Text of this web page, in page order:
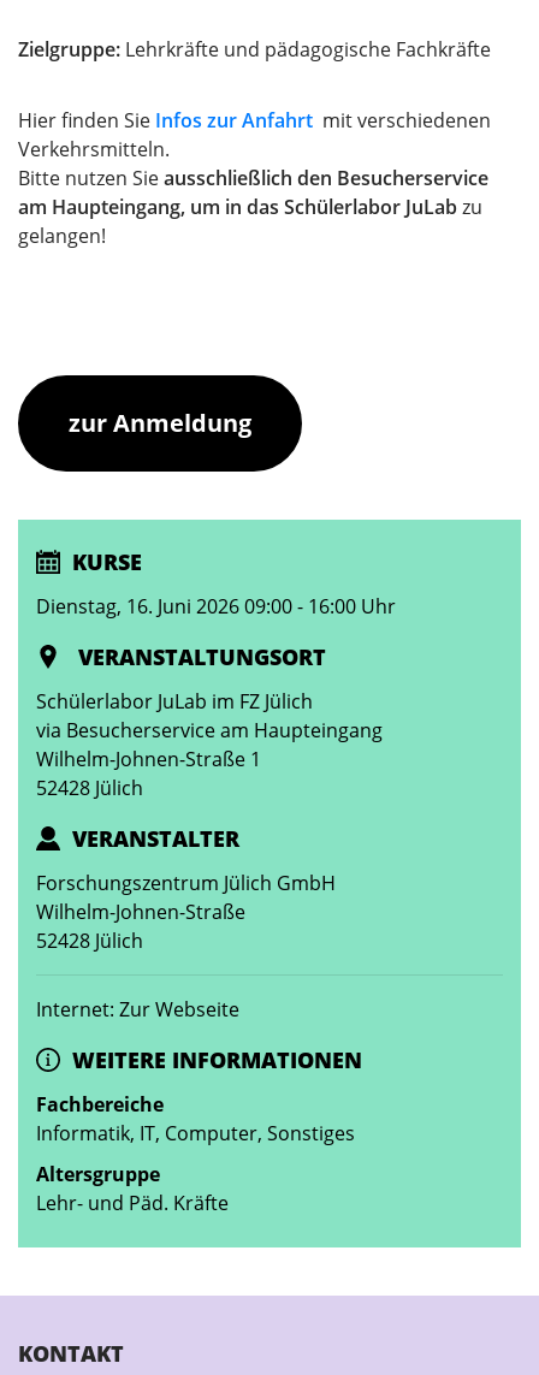
Zielgruppe: Lehrkräfte und pädagogische Fachkräfte
Hier finden Sie Infos zur Anfahrt mit verschiedenen
Verkehrsmitteln.
Bitte nutzen Sieausschließlich den Besucherservice
am Haupteingang, um in das Schülerlabor JuLabzu
gelangen!
zur Anmeldung
KURSE
Dienstag, 16. Juni 2026 09:00 - 16:00 Uhr
VERANSTALTUNGSORT
Schülerlabor JuLab im FZ Jülich
via Besucherservice am Haupteingang
Wilhelm-Johnen-Straße 1
52428 Jülich
VERANSTALTER
Forschungszentrum Jülich GmbH
Wilhelm-Johnen-Straße
52428 Jülich
Internet: Zur Webseite
WEITERE INFORMATIONEN
Fachbereiche
Informatik, IT, Computer, Sonstiges
Altersgruppe
Lehr- und Päd. Kräfte
KONTAKT